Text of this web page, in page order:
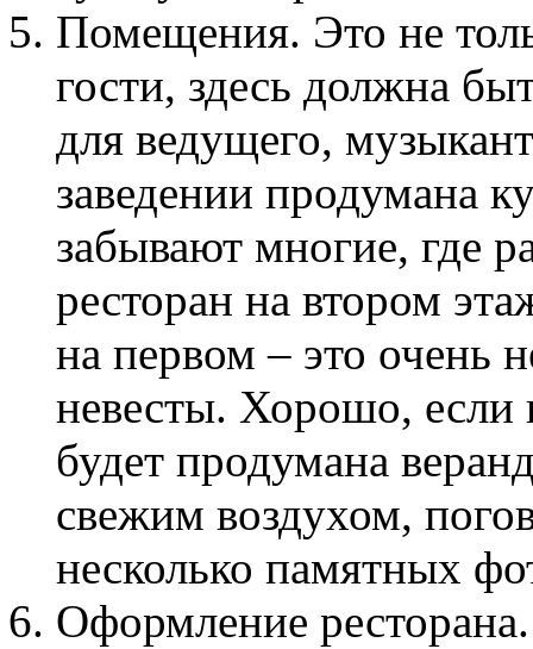
Помещения. Это не
гости, здесь должна
для ведущего,
заведении продумана
забывают многие, где
ресторан на втором
на первом – это очень
невесты. Хорошо,
будет продумана
свежим воздухом,
несколько памятных
Оформление